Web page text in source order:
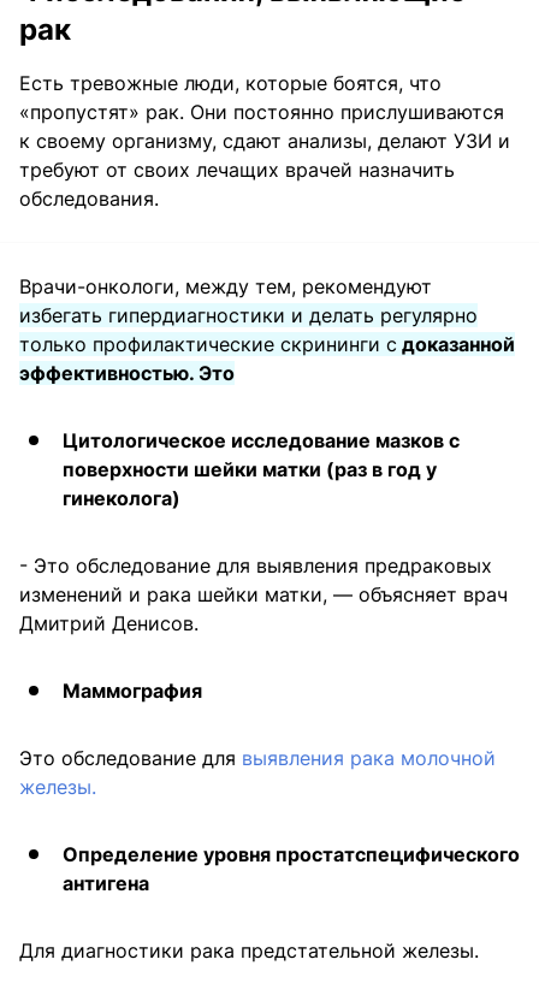
рак
Есть тревожные люди, которые боятся, что
«пропустят» рак. Они постоянно прислушиваются
к своему организму, сдают анализы, делают УЗИ и
требуют от своих лечащих врачей назначить
обследования.
Врачи-онкологи, между тем, рекомендуют
избегать гипердиагностики и делать регулярно
только профилактические скрининги с доказанной
эффективностью. Это
Цитологическое исследование мазков с
поверхности шейки матки (раз в год у
гинеколога)
- Это обследование для выявления предраковых
изменений и рака шейки матки, — объясняет врач
Дмитрий Денисов.
Маммография
Это обследование для выявления рака молочной
железы.
Определение уровня простатспецифического
антигена
Для диагностики рака предстательной железы.